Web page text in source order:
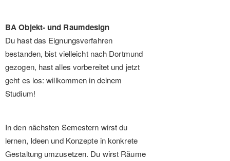
BA Objekt- und Raumdesign
Du hast das Eignungsverfahren
bestanden, bist vielleicht nach Dortmund
gezogen, hast alles vorbereitet und jetzt
geht es los: willkommen in deinem
Studium!
In den nächsten Semestern wirst du
lernen, Ideen und Konzepte in konkrete
Gestaltung umzusetzen. Du wirst Räume